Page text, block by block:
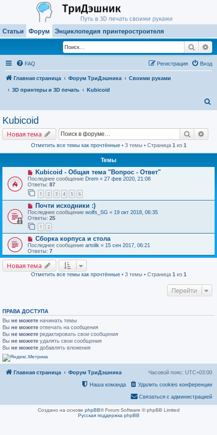
Статьи Форум Энциклопедия принтеростроителя
Поиск
FAQ Вход
Регистрация
Главная страница Форум ТриДэшника
Своими руками
3D принтеры и 3D печать
Kubicoid
Kubicoid
Новая тема Поиск
Отметить все темы как прочтённые• 3 темы • Страница 1 из 1
Темы
Kubicoid - Общая тема "Вопрос - Ответ"
Последнее сообщение Drem « 27 фев 2020, 21:08
Ответы: 87
1 2 3 4 5 6
Почти исходники :)
Последнее сообщение wolfs_SG « 19 окт 2018, 06:35
Ответы: 25
1 2
Сборка корпуса и стола
Последнее сообщение artolik « 15 сен 2017, 06:21
Ответы: 7
Новая тема
Отметить все темы как прочтённые• 3 темы • Страница 1 из 1
Перейти
ПРАВА ДОСТУПА
Вы не можете начинать темы
Вы не можете отвечать на сообщения
Вы не можете редактировать свои сообщения
Вы не можете удалять свои сообщения
Вы не можете добавлять вложения
Главная страница Форум ТриДэшника Часовой пояс: UTC+03:00
Удалить cookies конференции
Наша команда
Связаться с администрацией
Создано на основе phpBB® Forum Software © phpBB Limited
Русская поддержка phpBB